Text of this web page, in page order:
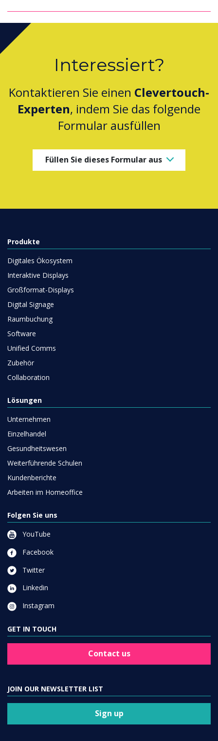
Interessiert?
Kontaktieren Sie einen Clevertouch-
Experten, indem Sie das folgende
Formular ausfüllen
Füllen Sie dieses Formular aus
Produkte
Digitales Ökosystem
Interaktive Displays
Großformat-Displays
Digital Signage
Raumbuchung
Software
Unified Comms
Zubehör
Collaboration
Lösungen
Unternehmen
Einzelhandel
Gesundheitswesen
Weiterführende Schulen
Kundenberichte
Arbeiten im Homeoffice
Folgen Sie uns
YouTube
Facebook
Twitter
Linkedin
Instagram
GET IN TOUCH
Contact us
JOIN OUR NEWSLETTER LIST
Sign up